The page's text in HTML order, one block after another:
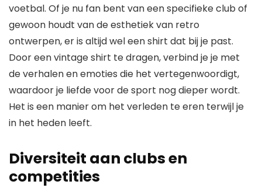
voetbal. Of je nu fan bent van een specifieke club of
gewoon houdt van de esthetiek van retro
ontwerpen, er is altijd wel een shirt dat bij je past.
Door een vintage shirt te dragen, verbind je je met
de verhalen en emoties die het vertegenwoordigt,
waardoor je liefde voor de sport nog dieper wordt.
Het is een manier om het verleden te eren terwijl je
in het heden leeft.
Diversiteit aan clubs en
competities